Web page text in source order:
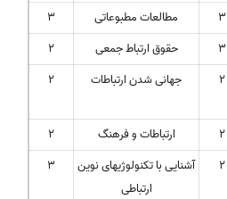
3 مطالعات مطبوعاتی
3
3 حقوق ارتباط جمعی
2
2 جهانی شدن ارتباطات 2
2 ارتباطات و فرهنگ
2
2
آشنایی با تکنولوژیهای نوین
ارتباطی
3